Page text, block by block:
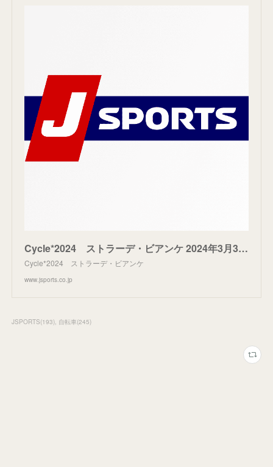
Cycle*2024 ストラーデ・ビアンケ 2024年3月3日（日） 午後 7時 40分～| J SPORTS【公式】
Cycle*2024 ストラーデ・ビアンケ
www.jsports.co.jp
JSPORTS(193) 自転車(245)